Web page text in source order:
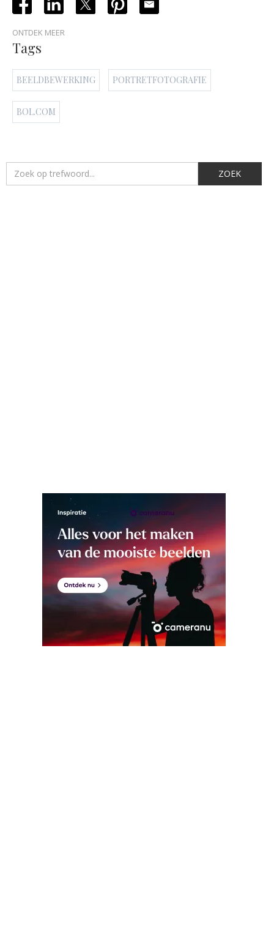
ONTDEK MEER
Tags
BEELDBEWERKING PORTRETFOTOGRAFIE
BOL.COM